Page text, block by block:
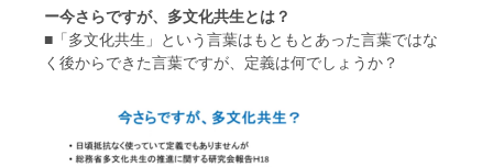
ー今さらですが、多文化共生とは？
■「多文化共生」という言葉はもともとあった言葉ではな
く後からできた言葉ですが、定義は何でしょうか？